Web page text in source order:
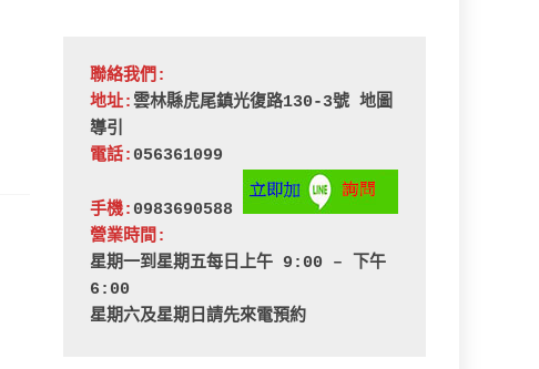
聯絡我們:
地址:雲林縣虎尾鎮光復路130-3號 地圖
導引
電話: 056361099
手機: 0983690588
營業時間:
星期一到星期五每日上午 9:00 – 下午
6:00
星期六及星期日請先來電預約